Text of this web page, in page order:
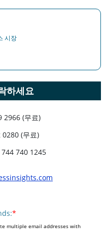
시장
하세요
2966 (무료)
(무료)
740 1245
*
multiple email addresses with